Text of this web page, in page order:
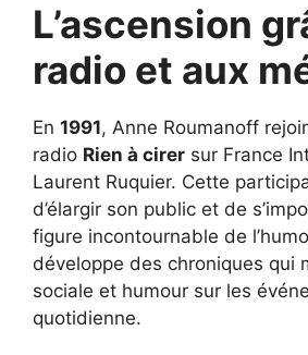
L’ascension
radio et aux
En 1991, Anne Roumanoff
radio Rien à cirer sur France
Laurent Ruquier. Cette
d’élargir son public et de
figure incontournable de
développe des chroniques qui
sociale et humour sur les
quotidienne.